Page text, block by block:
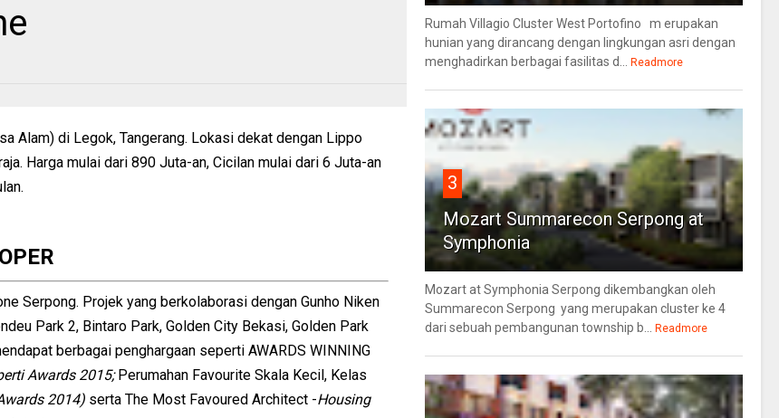
Alam) di Legok, Tangerang. Lokasi dekat dengan Lippo
Harga mulai dari 890 Juta-an, Cicilan mulai dari 6 Juta-an
Serpong. Projek yang berkolaborasi dengan Gunho Niken
Park 2, Bintaro Park, Golden City Bekasi, Golden Park
berbagai penghargaan seperti AWARDS WINNING
Awards 2015;Perumahan Favourite Skala Kecil, Kelas
2014) serta The Most Favoured Architect -Housing
Rumah Villagio Cluster West Portofino m erupakan
hunian yang dirancang dengan lingkungan asri dengan
menghadirkan berbagai fasilitas d...
Readmore
3
Mozart Summarecon Serpong at
Symphonia
Mozart at Symphonia Serpong dikembangkan oleh
Summarecon Serpong yang merupakan cluster ke 4
dari sebuah pembangunan township b...
Readmore